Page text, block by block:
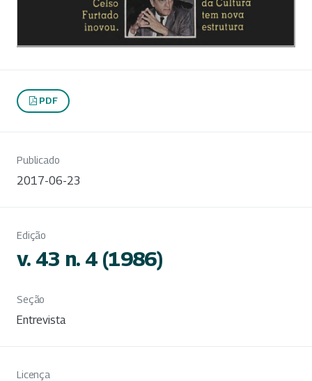
PDF
Publicado
2017-06-23
Edição
v. 43 n. 4 (1986)
Seção
Entrevista
Licença